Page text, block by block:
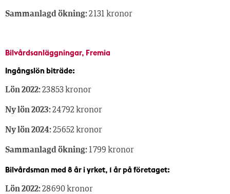
Sammanlagd ökning:2 131 kronor
Bilvårdsanläggningar, Fremia
Ingångslön biträde:
Lön 2022:23 853 kronor
Ny lön 2023:24 792 kronor
Ny lön 2024:25 652 kronor
Sammanlagd ökning:1 799 kronor
Bilvårdsman med 8 år i yrket, 1 år på företaget:
Lön 2022:28 690 kronor